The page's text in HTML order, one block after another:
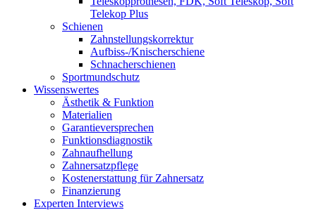
Telekop Plus
Schienen
Zahnstellungskorrektur
Aufbiss-/Knischerschiene
Schnacherschienen
Sportmundschutz
Wissenswertes
Ästhetik & Funktion
Materialien
Garantieversprechen
Funktionsdiagnostik
Zahnaufhellung
Zahnersatzpflege
Kostenerstattung für Zahnersatz
Finanzierung
Experten Interviews